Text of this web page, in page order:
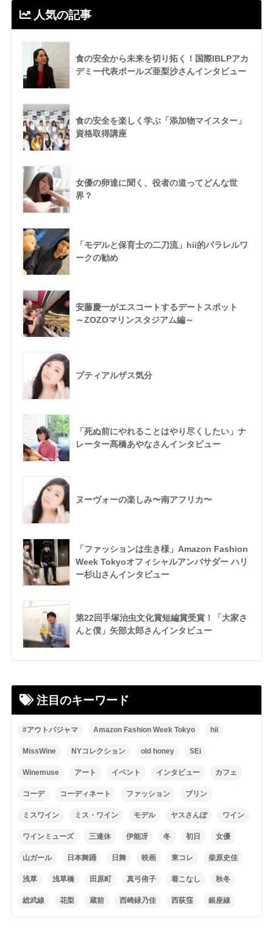
人気の記事
食の安全から未来を切り拓く！国際IBLPアカ
デミー代表ポールズ亜梨沙さんインタビュー
食の安全を楽しく学ぶ「添加物マイスター」
資格取得講座
女優の卵達に聞く、役者の道ってどんな世
界？
「モデルと保育士の二刀流」hii的パラレルワ
ークの勧め
安藤慶一がエスコートするデートスポット
～ZOZOマリンスタジアム編～
プティアルザス気分
「死ぬ前にやれることはやり尽くしたい」ナ
レーター髙橋あやなさんインタビュー
ヌーヴォーの楽しみ〜南アフリカ〜
「ファッションは生き様」Amazon Fashion
Week Tokyoオフィシャルアンバサダー ハリ
ー杉山さんインタビュー
第22回手塚治虫文化賞短編賞受賞！「大家さ
んと僕」矢部太郎さんインタビュー
注目のキーワード
#アウトパジャマ Amazon Fashion Week Tokyo hii
MissWine NYコレクション old honey SEi
Winemuse アート イベント インタビュー カフェ
コーデ コーディネート ファッション プリン
ミスワイン ミス・ワイン モデル ヤスさんぽ ワイン
ワインミューズ 三連休 伊能冴 冬 初日 女優
山ガール 日本舞踊 日舞 映画 東コレ 柴原史佳
浅草 浅草橋 田原町 真弓侑子 着こなし 秋冬
総武線 花梨 蔵前 西崎緑乃佳 西荻窪 銀座線